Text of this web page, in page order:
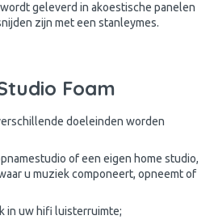
geleverd in akoestische panelen
zijn met een stanleymes.
Foam
doeleinden worden
of een eigen home studio,
u muziek componeert, opneemt of
in uw hifi luisterruimte;